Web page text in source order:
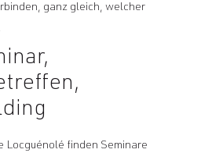
ganz gleich, welcher
Locguénolé finden Seminare